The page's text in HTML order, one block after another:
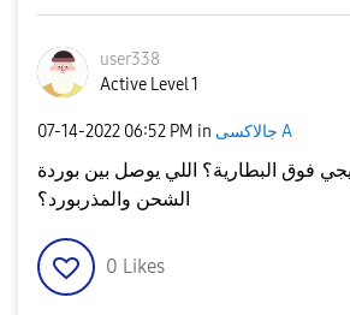
user338
Active Level 1
‎07-14-2022 06:52 PM in جالاكسى A
فوق البطارية؟ اللي يوصل بين بوردة
الشحن والمذربورد؟
0 Likes